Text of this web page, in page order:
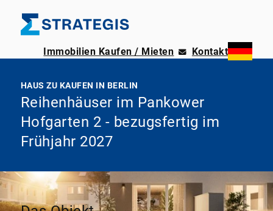
Immobilien Kaufen / Mieten Kontakt
HAUS ZU KAUFEN IN BERLIN
Reihenhäuser im Pankower
Hofgarten 2 - bezugsfertig im
Frühjahr 2027